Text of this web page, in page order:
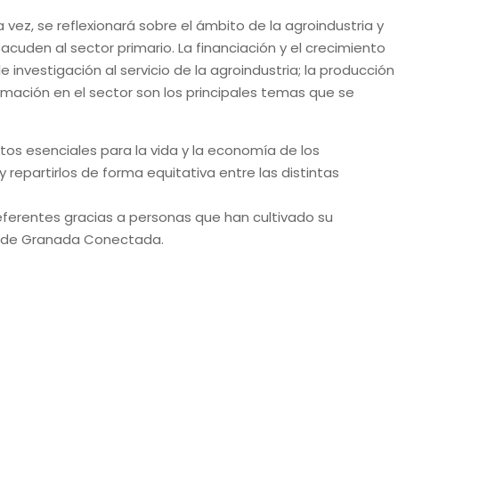
se reflexionará sobre el ámbito de la agroindustria y
al sector primario. La financiación y el crecimiento
al servicio de la agroindustria; la producción
en el sector son los principales temas que se
esenciales para la vida y la economía de los
repartirlos de forma equitativa entre las distintas
gracias a personas que han cultivado su
Granada Conectada.